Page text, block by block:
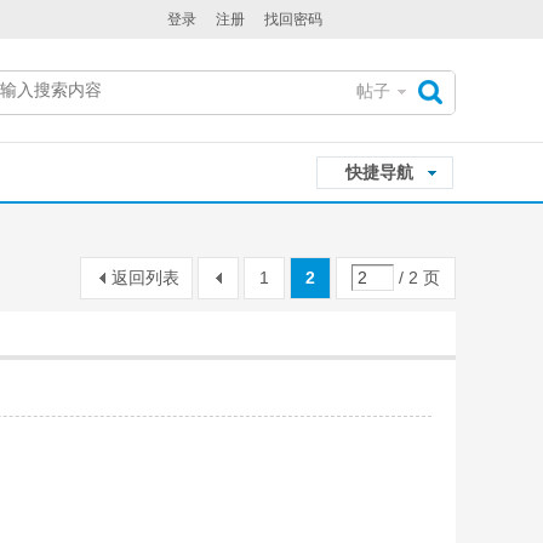
登录 注册 找回密码
帖子
快捷导航
1 2 / 2 页
返回列表